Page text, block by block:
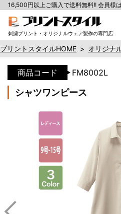
刺繍プリント・オリジナルウェア製作の専門店
16,500円以上ご購入で送料無料!! 会員様
プリントスタイルHOME > オリジナ
商品コード FM8002L
シャツワンピース